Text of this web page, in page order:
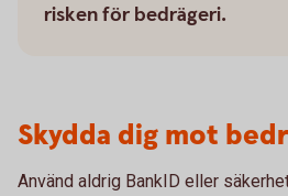
risken för bedrägeri.
Skydda dig mot
Använd aldrig BankID eller